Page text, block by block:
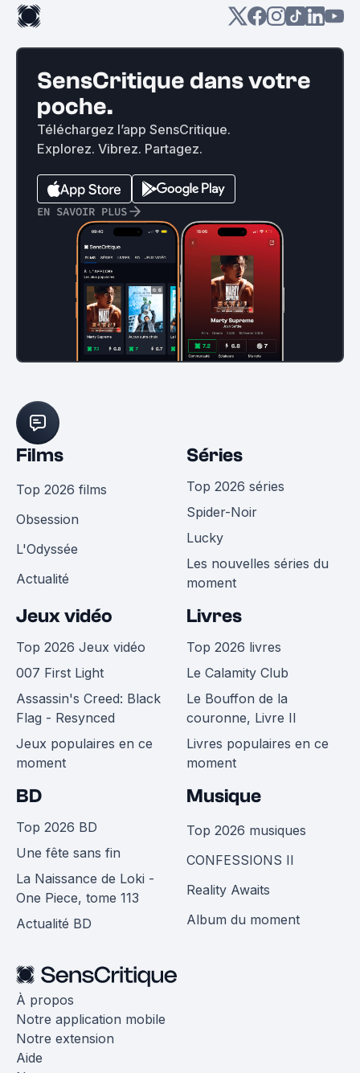
SensCritique dans votre
poche.
Téléchargez l’app SensCritique.
Explorez. Vibrez. Partagez.
EN SAVOIR PLUS
Films
Top 2026 films
Obsession
L'Odyssée
Actualité
Séries
Top 2026 séries
Spider-Noir
Lucky
Les nouvelles séries du
moment
Jeux vidéo
Top 2026 Jeux vidéo
007 First Light
Assassin's Creed: Black
Flag - Resynced
Jeux populaires en ce
moment
Livres
Top 2026 livres
Le Calamity Club
Le Bouffon de la
couronne, Livre II
Livres populaires en ce
moment
BD
Top 2026 BD
Une fête sans fin
La Naissance de Loki -
One Piece, tome 113
Actualité BD
Musique
Top 2026 musiques
CONFESSIONS II
Reality Awaits
Album du moment
À propos
Notre application mobile
Notre extension
Aide